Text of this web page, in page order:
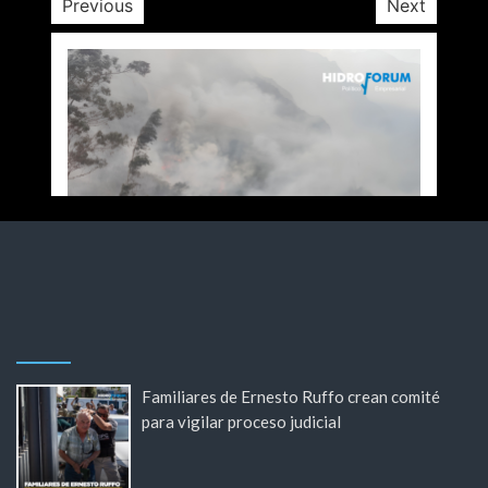
Previous Next
Familiares de Ernesto Ruffo crean comité
para vigilar proceso judicial